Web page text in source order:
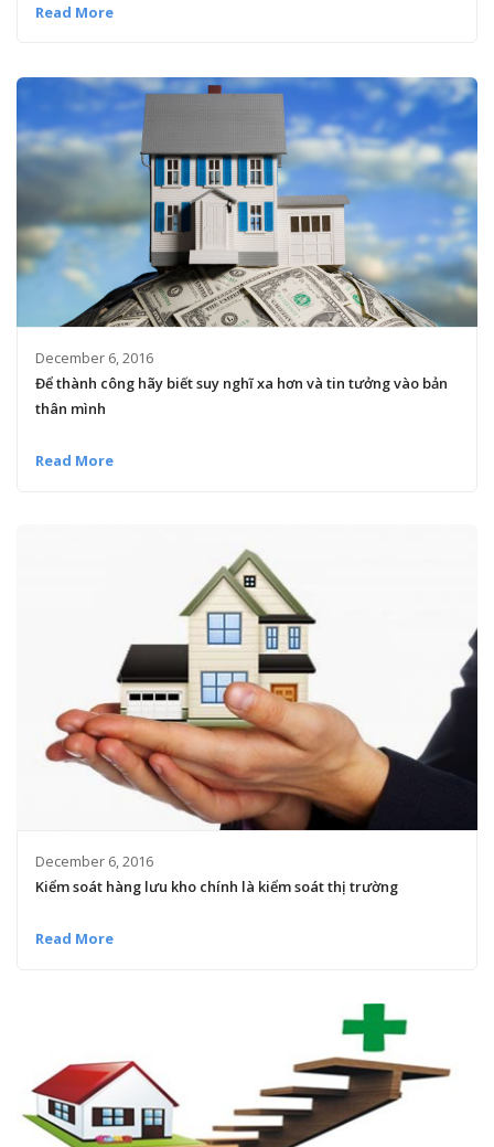
Read More
December 6, 2016
Để thành công hãy biết suy nghĩ xa hơn và tin tưởng vào bản
thân mình
Read More
December 6, 2016
Kiểm soát hàng lưu kho chính là kiểm soát thị trường
Read More